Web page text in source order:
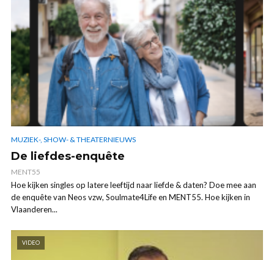
MUZIEK-, SHOW- & THEATERNIEUWS
De liefdes-enquête
MENT55
Hoe kijken singles op latere leeftijd naar liefde & daten? Doe mee aan
de enquête van Neos vzw, Soulmate4Life en MENT55. Hoe kijken in
Vlaanderen...
VIDEO